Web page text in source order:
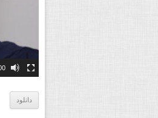
دانلود